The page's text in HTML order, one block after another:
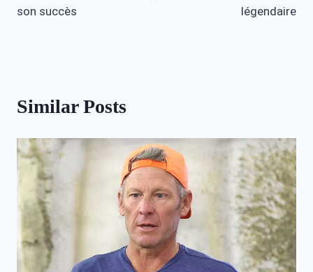
son succès
légendaire
Similar Posts